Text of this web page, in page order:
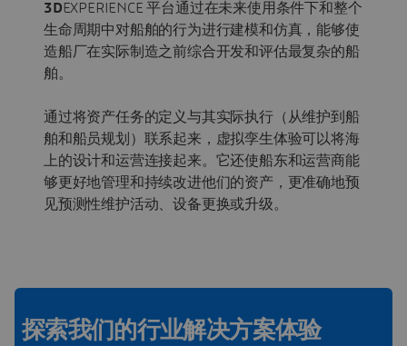
3DEXPERIENCE 平台通过在未来使用条件下和整个
生命周期中对船舶的行为进行建模和仿真，能够使
造船厂在实际制造之前综合开发和评估最复杂的船
舶。
通过将资产任务的定义与其实际执行（从维护到船
舶和船员规划）联系起来，虚拟孪生体验可以将海
上的设计和运营连接起来。它还使船东和运营商能
够更好地管理和持续改进他们的资产，更准确地预
见预测性维护活动、设备更换或升级。
探索我们的行业解决方案体验